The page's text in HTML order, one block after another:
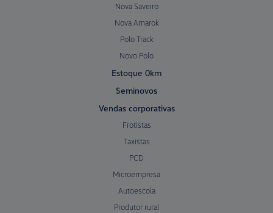
Nova Saveiro
Nova Amarok
Polo Track
Novo Polo
Estoque 0km
Seminovos
Vendas corporativas
Frotistas
Taxistas
PCD
Microempresa
Autoescola
Produtor rural